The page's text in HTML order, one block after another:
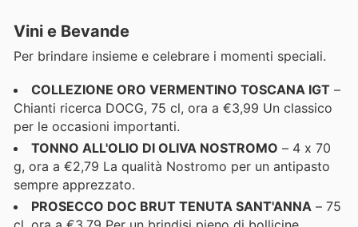
Vini e Bevande
Per brindare insieme e celebrare i momenti speciali.
COLLEZIONE ORO VERMENTINO TOSCANA IGT –
Chianti ricerca DOCG, 75 cl, ora a €3,99 Un classico
per le occasioni importanti.
TONNO ALL'OLIO DI OLIVA NOSTROMO – 4 x 70
g, ora a €2,79 La qualità Nostromo per un antipasto
sempre apprezzato.
PROSECCO DOC BRUT TENUTA SANT'ANNA – 75